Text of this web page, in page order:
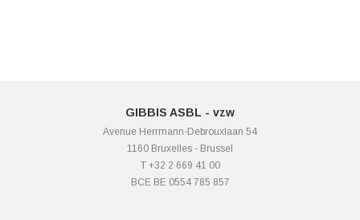
GIBBIS ASBL - vzw
Avenue Herrmann-Debrouxlaan 54
1160 Bruxelles - Brussel
T +32 2 669 41 00
BCE BE 0554 785 857